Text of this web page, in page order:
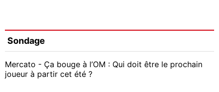
Sondage
Mercato - Ça bouge à l’OM : Qui doit être le prochain
joueur à partir cet été ?